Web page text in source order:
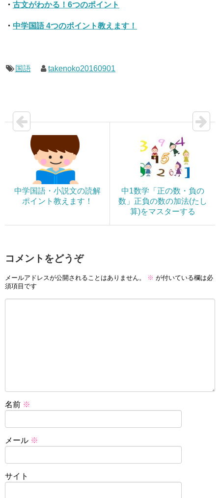
・ 古文がわかる！6つのポイント
・ 中学国語 4つのポイント教えます！
国語 takenoko20160901
中学国語・小説文の読解
ポイント教えます！
中1数学「正の数・負の
数」正負の数の加法(たし
算)をマスターする
コメントをどうぞ
メールアドレスが公開されることはありません。 ※ が付いている欄は必
須項目です
名前 ※
メール ※
サイト